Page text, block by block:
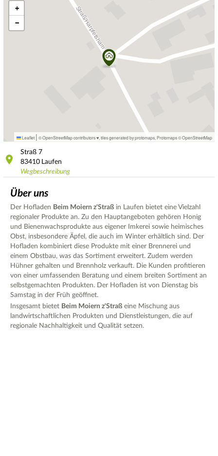
+
−
Leaflet | © OpenStreetMap contributors ♥, tiles generated by protomaps Protomaps©OpenStreetMap
Straß 7
83410 Laufen
Wegbeschreibung
Über uns
Der Hofladen Beim Moiern z'Straß in Laufen bietet eine Vielzahl
regionaler Produkte an. Zu den Hauptangeboten gehören Honig
und Bienenwachsprodukte aus eigener Imkerei sowie heimisches
Obst, insbesondere Äpfel, die auch im Winter erhältlich sind. Der
Hofladen kombiniert diese Produkte mit einer Brennerei und
einem Obstbau, was das Sortiment erweitert. Zudem werden
Hühner gehalten und Brennholz verkauft. Die Kunden profitieren
von einer umfassenden Beratung und einem breiten Sortiment an
selbstgemachten Produkten. Der Hofladen ist von Dienstag bis
Samstag in der Früh geöffnet.
Insgesamt bietet Beim Moiern z'Straß eine Mischung aus
landwirtschaftlichen Produkten und Dienstleistungen, die auf
regionale Nachhaltigkeit und Qualität setzen.